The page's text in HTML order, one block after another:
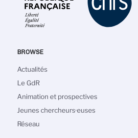
BROWSE
Main
navigation
Actualités
Le GdR
Animation et prospectives
Jeunes chercheurs·euses
Réseau